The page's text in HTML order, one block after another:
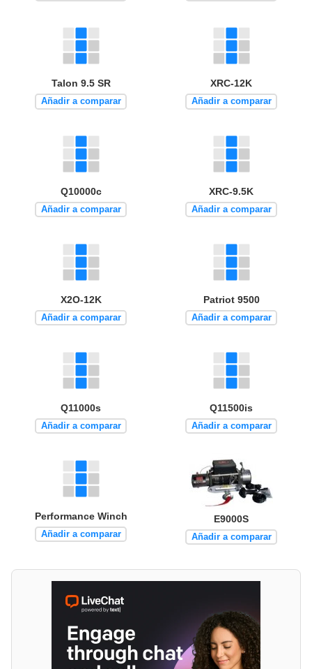
Talon 9.5 SR
Añadir a comparar
XRC-12K
Añadir a comparar
Q10000c
Añadir a comparar
XRC-9.5K
Añadir a comparar
X2O-12K
Añadir a comparar
Patriot 9500
Añadir a comparar
Q11000s
Añadir a comparar
Q11500is
Añadir a comparar
Performance Winch
Añadir a comparar
E9000S
Añadir a comparar